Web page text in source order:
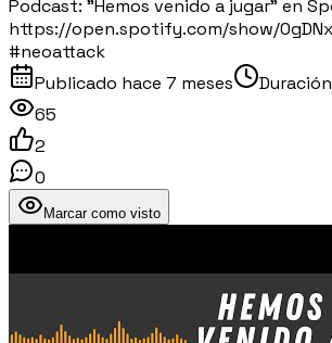
Podcast: "Hemos venido a jugar" en
https://open.spotify.com/show/
#neoattack
Publicado hace 7 meses
65
2
0
Marcar como visto